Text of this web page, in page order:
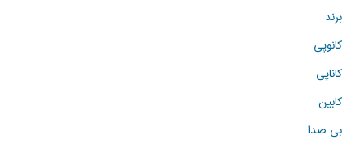
برند
کانوپی
کاناپی
کابین
بی صدا